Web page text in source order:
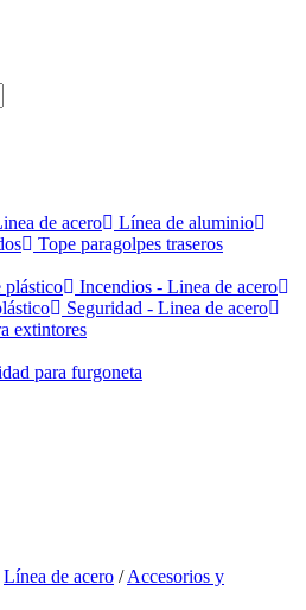
de acero
Línea de aluminio
Tope paragolpes traseros
plástico
Incendios - Linea de acero
Seguridad - Linea de acero
extintores
para furgoneta
Línea de acero /Accesorios y